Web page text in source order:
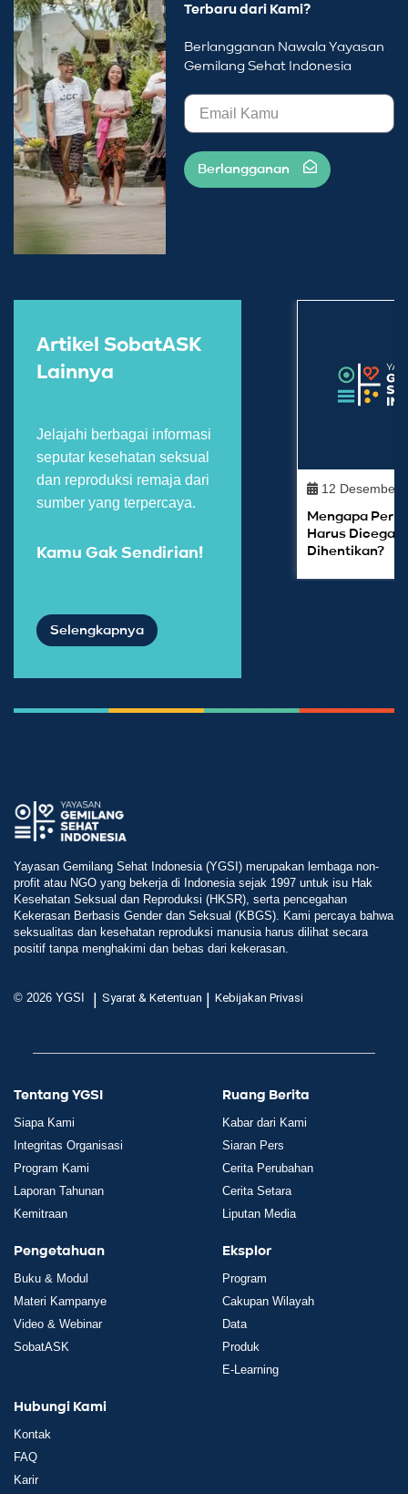
Terbaru dari Kami?
Berlangganan Nawala Yayasan
Gemilang Sehat Indonesia
Berlangganan
Artikel SobatASK
Lainnya
Jelajahi berbagai informasi
seputar kesehatan seksual
dan reproduksi remaja dari
sumber yang terpercaya.
Kamu Gak Sendirian!
Selengkapnya
12 Desember
Mengapa
Harus Dicegah
Dihentikan?
Yayasan Gemilang Sehat Indonesia (YGSI) merupakan lembaga non-
profit atau NGO yang bekerja di Indonesia sejak 1997 untuk isu Hak
Kesehatan Seksual dan Reproduksi (HKSR), serta pencegahan
Kekerasan Berbasis Gender dan Seksual (KBGS). Kami percaya bahwa
seksualitas dan kesehatan reproduksi manusia harus dilihat secara
positif tanpa menghakimi dan bebas dari kekerasan.
© 2026 YGSI | Syarat & Ketentuan | Kebijakan Privasi
Tentang YGSI
Siapa Kami
Integritas Organisasi
Program Kami
Laporan Tahunan
Kemitraan
Ruang Berita
Kabar dari Kami
Siaran Pers
Cerita Perubahan
Cerita Setara
Liputan Media
Pengetahuan
Buku & Modul
Materi Kampanye
Video & Webinar
SobatASK
Eksplor
Program
Cakupan Wilayah
Data
Produk
E-Learning
Hubungi Kami
Kontak
FAQ
Karir